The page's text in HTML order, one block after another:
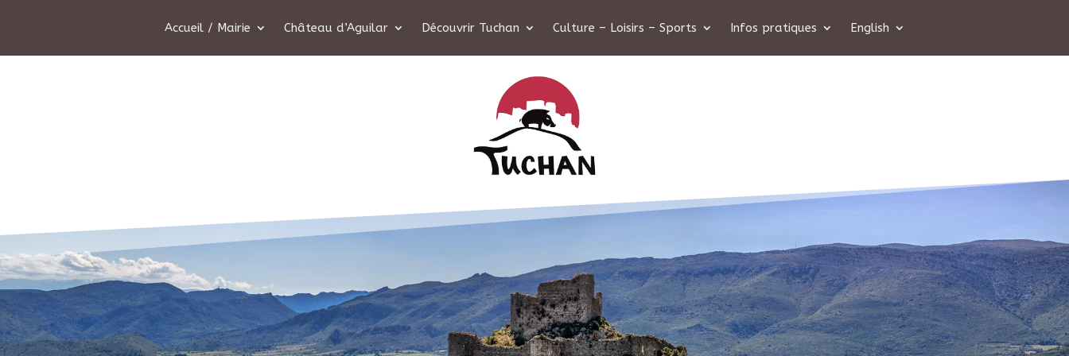
Accueil / Mairie Château d’Aguilar Découvrir Tuchan Culture – Loisirs – Sports Infos pratiques English